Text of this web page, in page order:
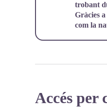
trobant
Gràcies
com la
Accés per